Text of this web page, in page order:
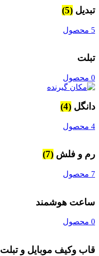
تبدیل (5)
5 محصول
تبلت
0 محصول
دانگل (4)
4 محصول
رم و فلش (7)
7 محصول
ساعت هوشمند
0 محصول
قاب وکیف موبایل و تبلت